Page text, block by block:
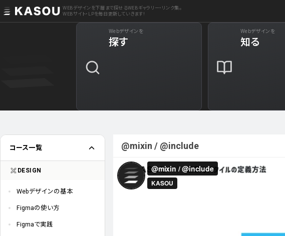
WEBデザインを下層まで探せるWEBギャラリー・リンク集。
WEBサイト・LPを毎日更新していきます!
Webデザインを
探す
Webデザインを
知る
コース一覧
DESIGN
Webデザインの基本
Figmaの使い方
Figmaで実践
@mixin / @include